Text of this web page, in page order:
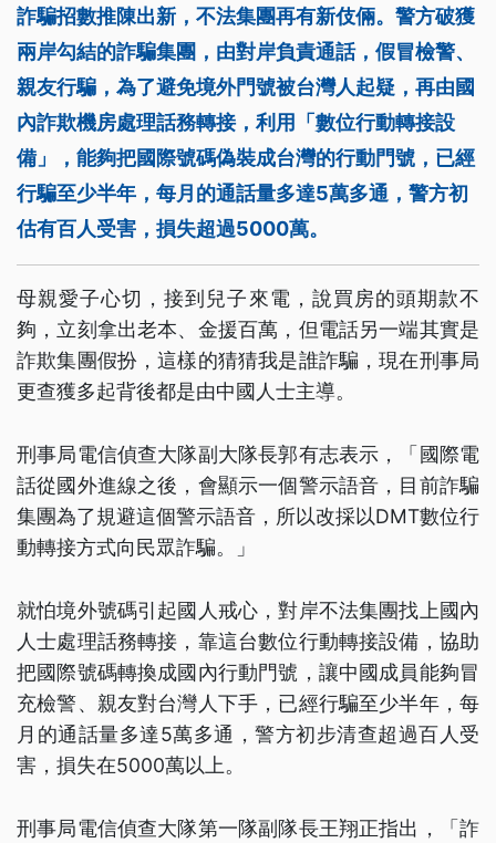
詐騙招數推陳出新，不法集團再有新伎倆。警方破獲
兩岸勾結的詐騙集團，由對岸負責通話，假冒檢警、
親友行騙，為了避免境外門號被台灣人起疑，再由國
內詐欺機房處理話務轉接，利用「數位行動轉接設
備」，能夠把國際號碼偽裝成台灣的行動門號，已經
行騙至少半年，每月的通話量多達5萬多通，警方初
估有百人受害，損失超過5000萬。
母親愛子心切，接到兒子來電，說買房的頭期款不
夠，立刻拿出老本、金援百萬，但電話另一端其實是
詐欺集團假扮，這樣的猜猜我是誰詐騙，現在刑事局
更查獲多起背後都是由中國人士主導。
刑事局電信偵查大隊副大隊長郭有志表示，「國際電
話從國外進線之後，會顯示一個警示語音，目前詐騙
集團為了規避這個警示語音，所以改採以DMT數位行
動轉接方式向民眾詐騙。」
就怕境外號碼引起國人戒心，對岸不法集團找上國內
人士處理話務轉接，靠這台數位行動轉接設備，協助
把國際號碼轉換成國內行動門號，讓中國成員能夠冒
充檢警、親友對台灣人下手，已經行騙至少半年，每
月的通話量多達5萬多通，警方初步清查超過百人受
害，損失在5000萬以上。
刑事局電信偵查大隊第一隊副隊長王翔正指出，「詐